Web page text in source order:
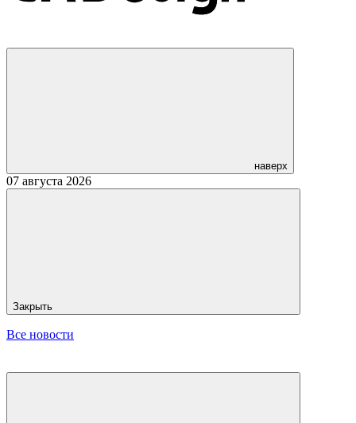
наверх
07 августа 2026
Закрыть
Все новости